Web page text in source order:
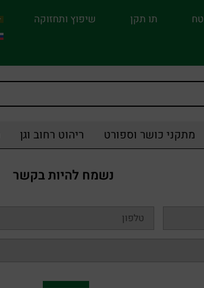
תו תקן
שיפוץ ותחזוקה
מתקני כושר וספורט ריהוט רחוב וגן
נשמח להיות בקשר